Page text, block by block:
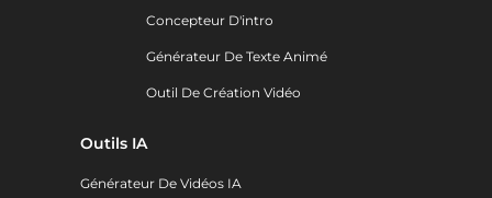
Concepteur D'intro
Générateur De Texte Animé
Outil De Création Vidéo
Outils IA
Générateur De Vidéos IA